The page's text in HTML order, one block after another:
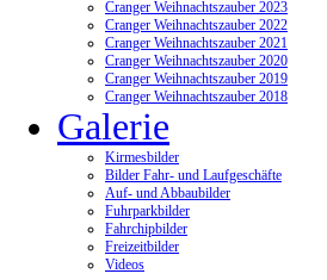
Cranger Weihnachtszauber 2023
Cranger Weihnachtszauber 2022
Cranger Weihnachtszauber 2021
Cranger Weihnachtszauber 2020
Cranger Weihnachtszauber 2019
Cranger Weihnachtszauber 2018
Galerie
Kirmesbilder
Bilder Fahr- und Laufgeschäfte
Auf- und Abbaubilder
Fuhrparkbilder
Fahrchipbilder
Freizeitbilder
Videos